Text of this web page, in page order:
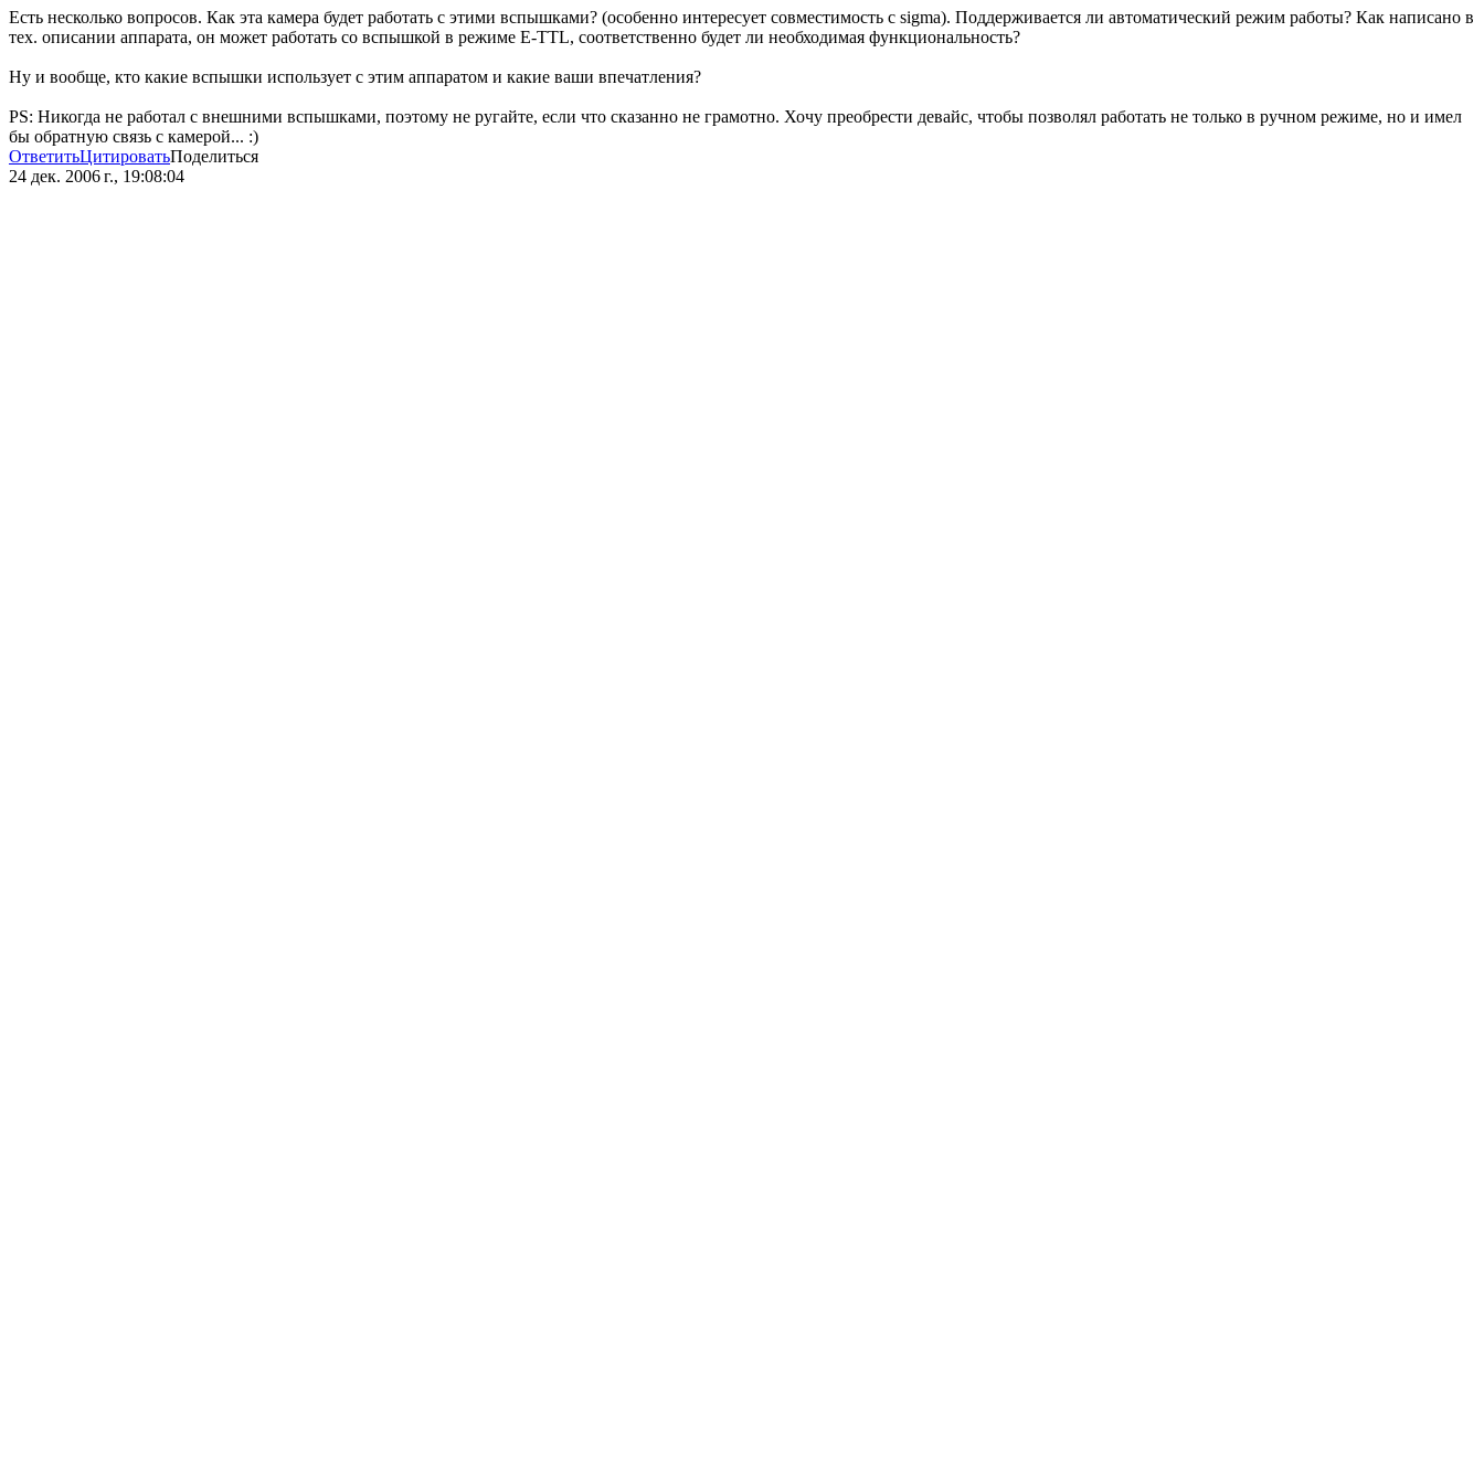
Есть несколько вопросов. Как эта камера будет работать с этими вспышками? (особенно интересует совместимость с sigma). Поддерживается ли автоматический режим работы? Как написано в
тех. описании аппарата, он может работать со вспышкой в режиме E-TTL, соответственно будет ли необходимая функциональность?
Ну и вообще, кто какие вспышки использует с этим аппаратом и какие ваши впечатления?
PS: Никогда не работал с внешними вспышками, поэтому не ругайте, если что сказанно не грамотно. Хочу преобрести девайс, чтобы позволял работать не только в ручном режиме, но и имел
бы обратную связь с камерой... :)
ОтветитьЦитироватьПоделиться
24 дек. 2006 г., 19:08:04